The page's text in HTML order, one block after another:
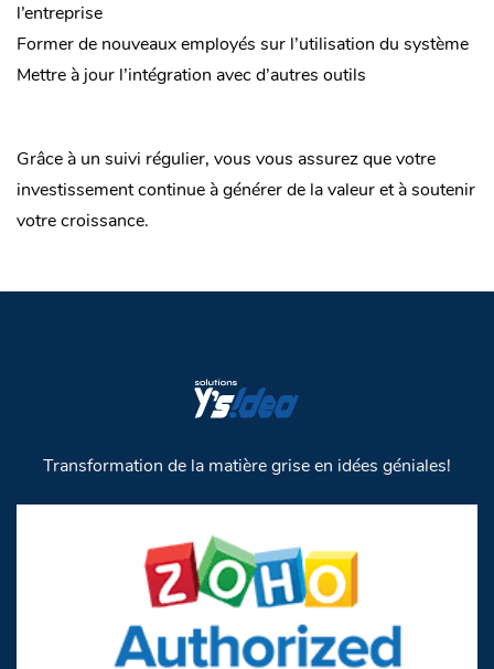
l’entreprise
Former de nouveaux employés sur l’utilisation du système
Mettre à jour l’intégration avec d’autres outils
Grâce à un suivi régulier, vous vous assurez que votre
investissement continue à générer de la valeur et à soutenir
votre croissance.
Transformation de la matière grise en idées géniales!